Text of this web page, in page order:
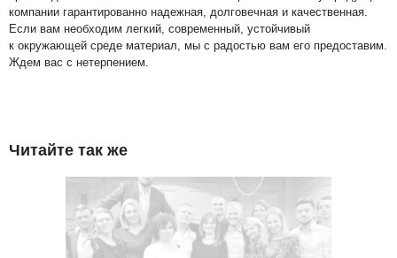
компании гарантированно надежная, долговечная и качественная.
Если вам необходим легкий, современный, устойчивый
к окружающей среде материал, мы с радостью вам его предоставим.
Ждем вас с нетерпением.
Читайте так же